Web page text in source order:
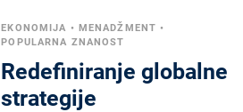
EKONOMIJA • MENADŽMENT •
POPULARNA ZNANOST
Redefiniranje globalne
strategije